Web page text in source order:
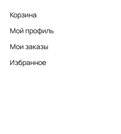
Корзина
Мой профиль
Мои заказы
Избранное